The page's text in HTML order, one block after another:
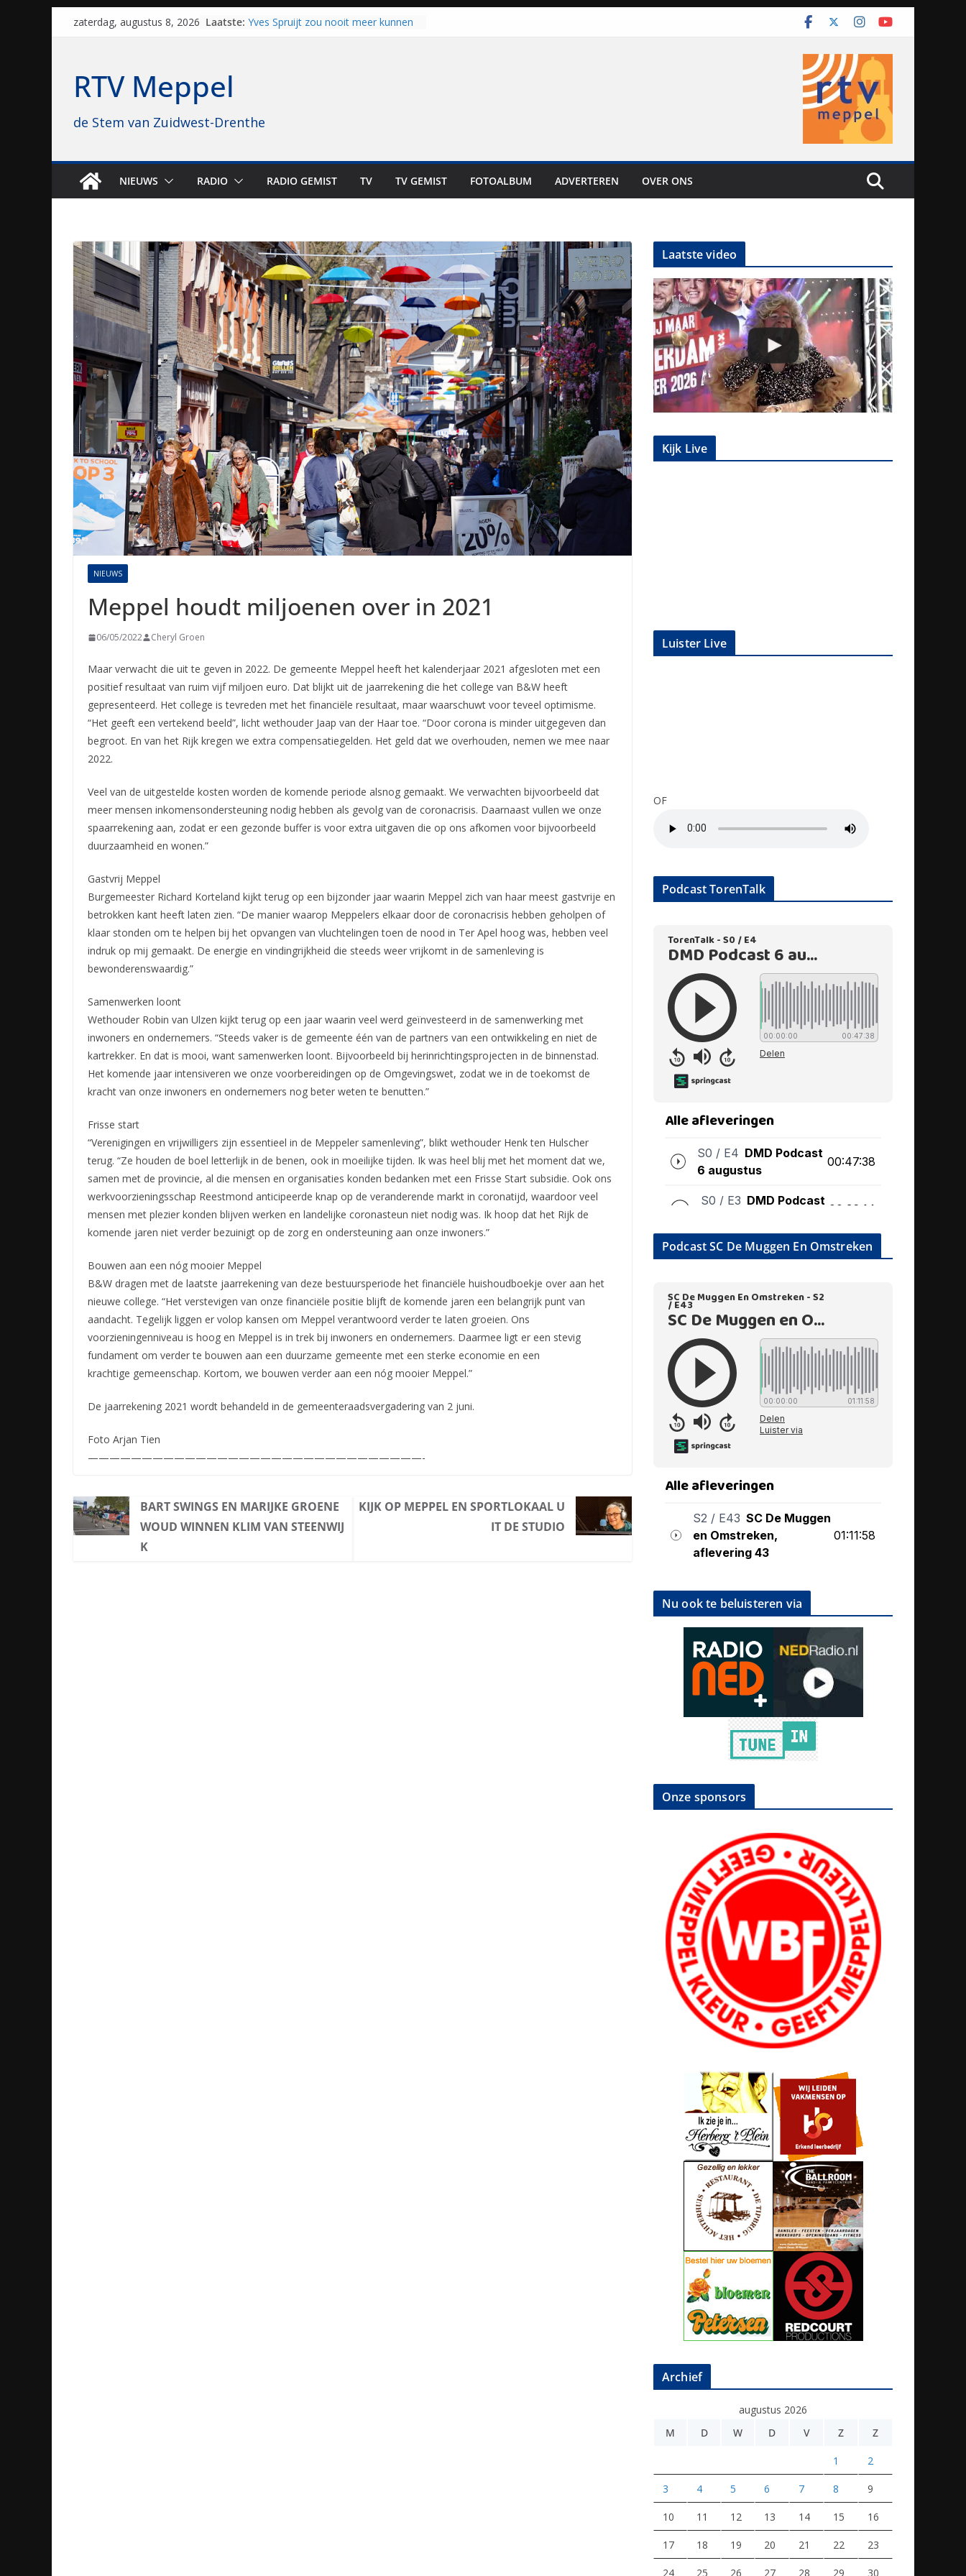
zaterdag, augustus 8, 2026 Laatste:
Staphorst maakt zich op voor
brullende motoren: internationale
Beker
genomen
Luxor neemt bioscoop in
RTV Meppel
de Stem van Zuidwest-Drenthe
NIEUWS RADIO RADIO GEMIST TV TV GEMIST FOTOALBUM ADVERTEREN OVER ONS
NIEUWS
Meppel houdt miljoenen over in 2021
06/05/2022 Cheryl Groen
Maar verwacht die uit te geven in 2022. De gemeente Meppel heeft het kalenderjaar 2021 afgesloten met een
positief resultaat van ruim vijf miljoen euro. Dat blijkt uit de jaarrekening die het college van B&W heeft
gepresenteerd. Het college is tevreden met het financiële resultaat, maar waarschuwt voor teveel optimisme.
“Het geeft een vertekend beeld”, licht wethouder Jaap van der Haar toe. “Door corona is minder uitgegeven dan
begroot. En van het Rijk kregen we extra compensatiegelden. Het geld dat we overhouden, nemen we mee naar
2022.
Veel van de uitgestelde kosten worden de komende periode alsnog gemaakt. We verwachten bijvoorbeeld dat
meer mensen inkomensondersteuning nodig hebben als gevolg van de coronacrisis. Daarnaast vullen we onze
spaarrekening aan, zodat er een gezonde buffer is voor extra uitgaven die op ons afkomen voor bijvoorbeeld
duurzaamheid en wonen.”
Gastvrij Meppel
Burgemeester Richard Korteland kijkt terug op een bijzonder jaar waarin Meppel zich van haar meest gastvrije en
betrokken kant heeft laten zien. “De manier waarop Meppelers elkaar door de coronacrisis hebben geholpen of
klaar stonden om te helpen bij het opvangen van vluchtelingen toen de nood in Ter Apel hoog was, hebben veel
indruk op mij gemaakt. De energie en vindingrijkheid die steeds weer vrijkomt in de samenleving is
bewonderenswaardig.”
Samenwerken loont
Wethouder Robin van Ulzen kijkt terug op een jaar waarin veel werd geïnvesteerd in de samenwerking met
inwoners en ondernemers. “Steeds vaker is de gemeente één van de partners van een ontwikkeling en niet de
kartrekker. En dat is mooi, want samenwerken loont. Bijvoorbeeld bij herinrichtingsprojecten in de binnenstad.
Het komende jaar intensiveren we onze voorbereidingen op de Omgevingswet, zodat we in de toekomst de
kracht van onze inwoners en ondernemers nog beter weten te benutten.”
Frisse start
“Verenigingen en vrijwilligers zijn essentieel in de Meppeler samenleving”, blikt wethouder Henk ten Hulscher
terug. “Ze houden de boel letterlijk in de benen, ook in moeilijke tijden. Ik was heel blij met het moment dat we,
samen met de provincie, al die mensen en organisaties konden bedanken met een Frisse Start subsidie. Ook ons
werkvoorzieningsschap Reestmond anticipeerde knap op de veranderende markt in coronatijd, waardoor veel
mensen met plezier konden blijven werken en landelijke coronasteun niet nodig was. Ik hoop dat het Rijk de
komende jaren niet verder bezuinigt op de zorg en ondersteuning aan onze inwoners.”
Bouwen aan een nóg mooier Meppel
B&W dragen met de laatste jaarrekening van deze bestuursperiode het financiële huishoudboekje over aan het
nieuwe college. “Het verstevigen van onze financiële positie blijft de komende jaren een belangrijk punt van
aandacht. Tegelijk liggen er volop kansen om Meppel verantwoord verder te laten groeien. Ons
voorzieningenniveau is hoog en Meppel is in trek bij inwoners en ondernemers. Daarmee ligt er een stevig
fundament om verder te bouwen aan een duurzame gemeente met een sterke economie en een
krachtige gemeenschap. Kortom, we bouwen verder aan een nóg mooier Meppel.”
De jaarrekening 2021 wordt behandeld in de gemeenteraadsvergadering van 2 juni.
Foto Arjan Tien
———————————————————————————————-
BART SWINGS EN MARIJKE GROENE
WOUD WINNEN KLIM VAN STEENWIJ
K
KIJK OP MEPPEL EN SPORTLOKAAL U
IT DE STUDIO
Laatste video
Kijk Live
Luister Live
OF
Podcast TorenTalk
Podcast SC De Muggen En Omstreken
Nu ook te beluisteren via
Onze sponsors
Archief
augustus 2026
M
D W D V Z Z
1 2
3 4 5 6 7 8 9
10 11 12 13 14 15 16
17 18 19 20 21 22 23
24 25 26 27 28 29 30